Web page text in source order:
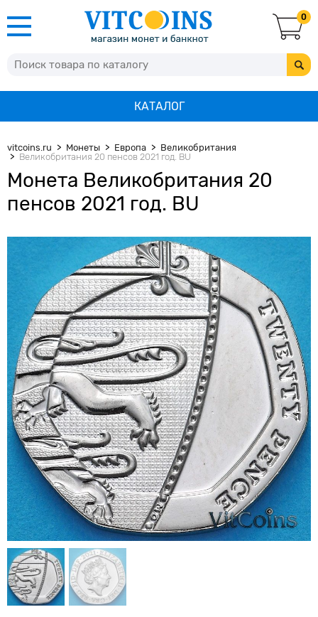
0
КАТАЛОГ
vitcoins.ru Монеты Европа
Великобритания
Великобритания 20 пенсов 2021 год. BU
Монета Великобритания 20
пенсов 2021 год. BU